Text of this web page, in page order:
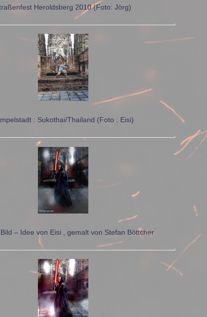
Heroldsberg 2010 (Foto: Jörg)
: Sukothai/Thailand (Foto : Eisi)
– Idee von Eisi , gemalt von Stefan Böttcher